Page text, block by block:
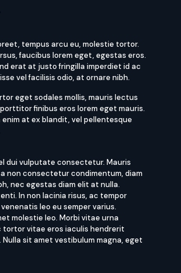
tempus arcu eu, molestie tortor.
faucibus lorem eget, egestas eros.
erat at justo fringilla imperdiet id ac
vel facilisis odio, at ornare nibh.
eget sodales mollis, mauris lectus
finibus eros lorem eget mauris.
at ex blandit, vel pellentesque
dui vulputate consectetur. Mauris
non consectetur condimentum, diam
nec egestas diam elit at nulla.
In non lacinia risus, ac tempor
leo eu semper varius.
molestie leo. Morbi vitae urna
tortor vitae eros iaculis hendrerit
sit amet vestibulum magna, eget